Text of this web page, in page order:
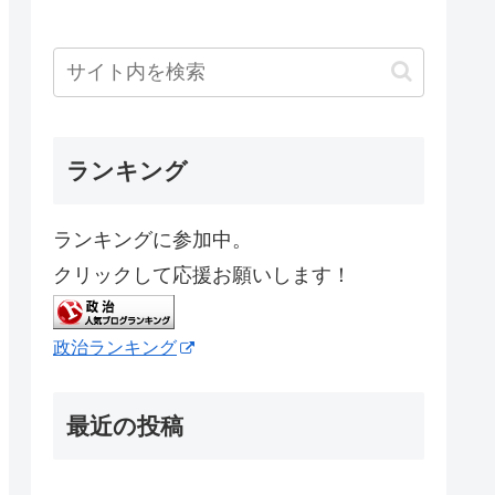
ランキング
ランキングに参加中。
クリックして応援お願いします！
政治ランキング
最近の投稿